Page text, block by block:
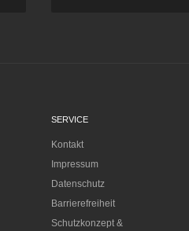
SERVICE
Kontakt
Impressum
Datenschutz
Barrierefreiheit
Schutzkonzept &